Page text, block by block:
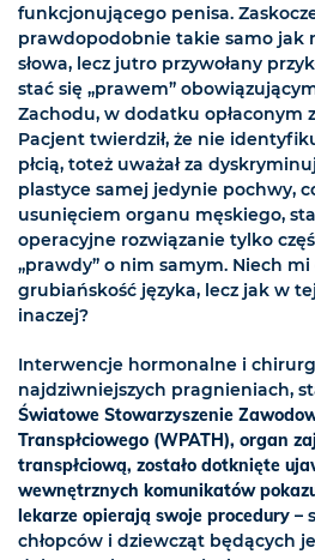
funkcjonującego penisa.
prawdopodobnie takie samo jak
słowa, lecz jutro przywołany
stać się „prawem”
Zachodu, w dodatku opłaconym
Pacjent twierdził, że nie
płcią, toteż uważał za
plastyce samej jedynie pochwy,
usunięciem organu męskiego,
operacyjne rozwiązanie tylko
„prawdy” o nim samym. Niech
grubiańskość języka, lecz jak w
inaczej?
Interwencje hormonalne i
najdziwniejszych pragnieniach,
Światowe Stowarzyszenie
Transpłciowego (WPATH), organ
transpłciową, zostało dotknięte
wewnętrznych komunikatów
lekarze opierają swoje procedury –
chłopców i dziewcząt będących